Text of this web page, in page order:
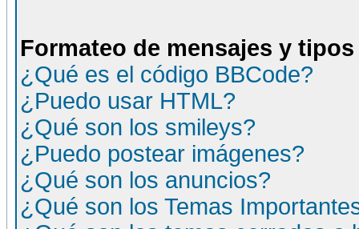
Formateo de mensajes y
¿Qué es el código BBCode?
¿Puedo usar HTML?
¿Qué son los smileys?
¿Puedo postear imágenes?
¿Qué son los anuncios?
¿Qué son los Temas